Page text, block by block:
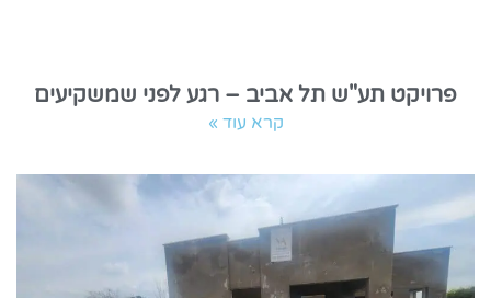
פרויקט תע"ש תל אביב – רגע לפני שמשקיעים
קרא עוד »